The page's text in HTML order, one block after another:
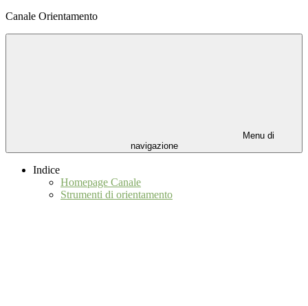
Canale Orientamento
Menu di
navigazione
Indice
Homepage Canale
Strumenti di orientamento